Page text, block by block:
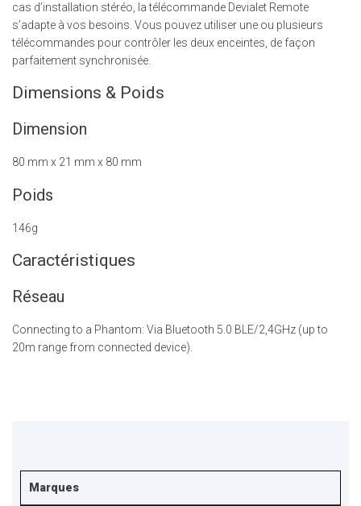
cas d’installation stéréo, la télécommande Devialet Remote
s’adapte à vos besoins. Vous pouvez utiliser une ou plusieurs
télécommandes pour contrôler les deux enceintes, de façon
parfaitement synchronisée.
Dimensions & Poids
Dimension
80 mm x 21 mm x 80 mm
Poids
146g
Caractéristiques
Réseau
Connecting to a Phantom: Via Bluetooth 5.0 BLE/2,4GHz (up to
20m range from connected device).
Marques